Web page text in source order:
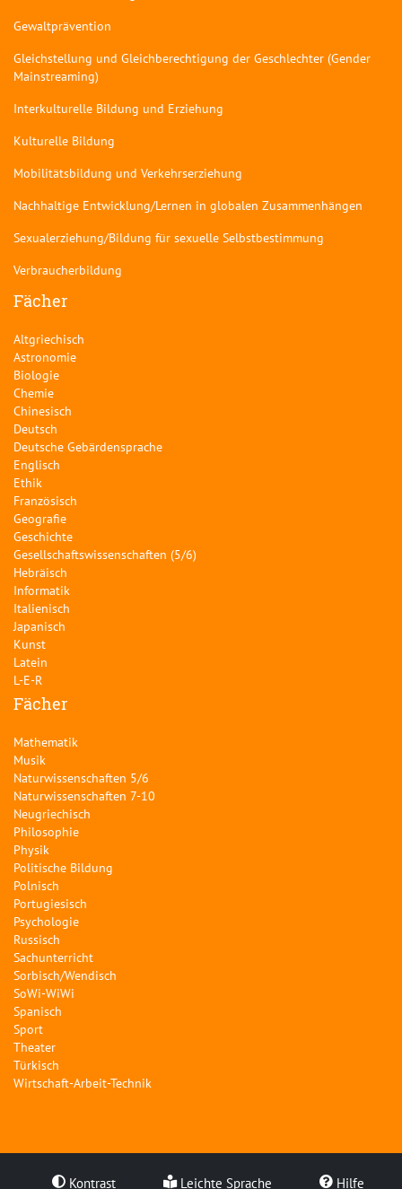
Kontrast Leichte Sprache Hilfe
Gewaltprävention
Gleichstellung und Gleichberechtigung der Geschlechter (Gender
Mainstreaming)
Interkulturelle Bildung und Erziehung
Kulturelle Bildung
Mobilitätsbildung und Verkehrserziehung
Nachhaltige Entwicklung/Lernen in globalen Zusammenhängen
Sexualerziehung/Bildung für sexuelle Selbstbestimmung
Verbraucherbildung
Fächer
Altgriechisch
Astronomie
Biologie
Chemie
Chinesisch
Deutsch
Deutsche Gebärdensprache
Englisch
Ethik
Französisch
Geografie
Geschichte
Gesellschaftswissenschaften (5/6)
Hebräisch
Informatik
Italienisch
Japanisch
Kunst
Latein
L-E-R
Fächer
Mathematik
Musik
Naturwissenschaften 5/6
Naturwissenschaften 7-10
Neugriechisch
Philosophie
Physik
Politische Bildung
Polnisch
Portugiesisch
Psychologie
Russisch
Sachunterricht
Sorbisch/Wendisch
SoWi-WiWi
Spanisch
Sport
Theater
Türkisch
Wirtschaft-Arbeit-Technik